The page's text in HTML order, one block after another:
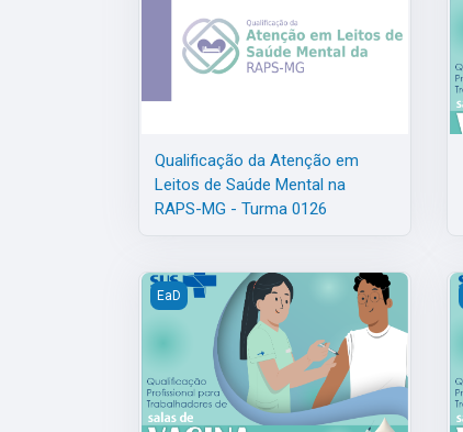
Qualificação da Atenção em
Leitos de Saúde Mental na
RAPS-MG - Turma 0126
Qualificação Profissional para
EaD